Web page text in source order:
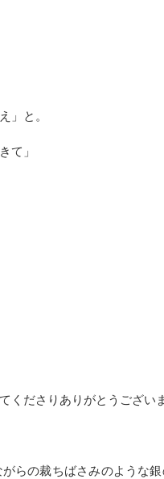
」と。
て」
くださりありがとうございま
らの裁ちばさみのような